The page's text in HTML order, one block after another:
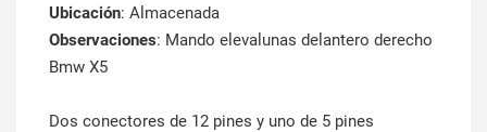
Ubicación: Almacenada
Observaciones: Mando elevalunas delantero derecho
Bmw X5
Dos conectores de 12 pines y uno de 5 pines